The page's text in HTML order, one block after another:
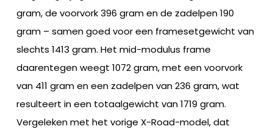
gram, de voorvork 396 gram en de zadelpen 190
gram – samen goed voor een framesetgewicht van
slechts 1413 gram. Het mid-modulus frame
daarentegen weegt 1072 gram, met een voorvork
van 411 gram en een zadelpen van 236 gram, wat
resulteert in een totaalgewicht van 1719 gram.
Vergeleken met het vorige X-Road-model, dat